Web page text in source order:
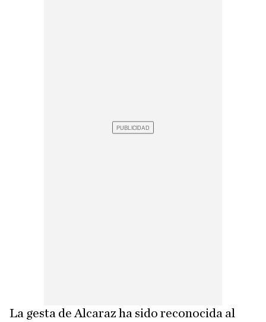
La gesta de Alcaraz ha sido reconocida al